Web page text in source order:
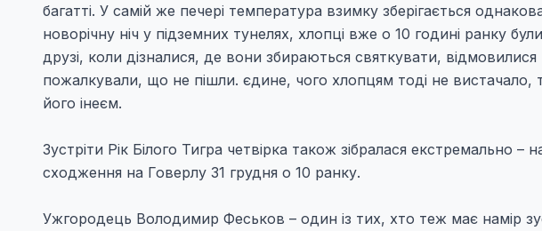
багатті. У самій же печері температура взимку зберігається
новорічну ніч у підземних тунелях, хлопці вже о 10 годині ранку
друзі, коли дізналися, де вони збираються святкувати,
пожалкували, що не пішли. єдине, чого хлопцям тоді не вистачало,
його інеєм.
Зустріти Рік Білого Тигра четвірка також зібралася екстремально
сходження на Говерлу 31 грудня о 10 ранку.
Ужгородець Володимир Феськов – один із тих, хто теж має намір